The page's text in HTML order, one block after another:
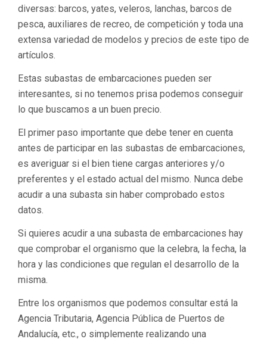
diversas: barcos, yates, veleros, lanchas, barcos de
pesca, auxiliares de recreo, de competición y toda una
extensa variedad de modelos y precios de este tipo de
artículos.
Estas subastas de embarcaciones pueden ser
interesantes, si no tenemos prisa podemos conseguir
lo que buscamos a un buen precio.
El primer paso importante que debe tener en cuenta
antes de participar en las subastas de embarcaciones,
es averiguar si el bien tiene cargas anteriores y/o
preferentes y el estado actual del mismo. Nunca debe
acudir a una subasta sin haber comprobado estos
datos.
Si quieres acudir a una subasta de embarcaciones hay
que comprobar el organismo que la celebra, la fecha, la
hora y las condiciones que regulan el desarrollo de la
misma.
Entre los organismos que podemos consultar está la
Agencia Tributaria, Agencia Pública de Puertos de
Andalucía, etc., o simplemente realizando una